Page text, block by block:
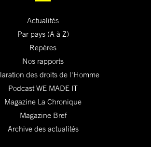
Actualités
Par pays (A à Z)
Repères
Nos rapports
des droits de l'Homme
Podcast WE MADE IT
Magazine La Chronique
Magazine Bref
Archive des actualités